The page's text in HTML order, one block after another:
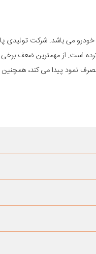
خودرو می باشد. شرکت تولیدی
است. از مهمترین ضعف
نمود پیدا می کند، همچنین